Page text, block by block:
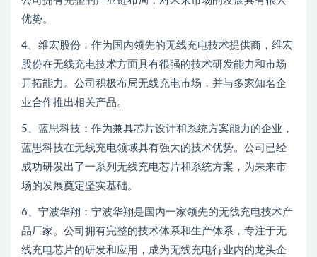
优势。
4、维宏股份：作为国内领先的无线充电技术提供商，维宏
股份在无线充电技术方面具有很强的技术研发能力和市场
开拓能力。公司积极布局无线充电市场，并与多家知名企
业合作推出相关产品。
5、蓝思科技：作为兼具芯片设计和系统方案能力的企业，
蓝思科技在无线充电领域具有强大的技术优势。公司已经
成功研发出了一系列无线充电芯片和系统方案，为未来市
场的发展奠定坚实基础。
6、宁波华翔：宁波华翔是国内一家领先的无线充电技术产
品厂家。公司拥有完整的技术体系和生产体系，专注于无
线充电芯片的研发和应用，成为无线充电行业内的龙头企